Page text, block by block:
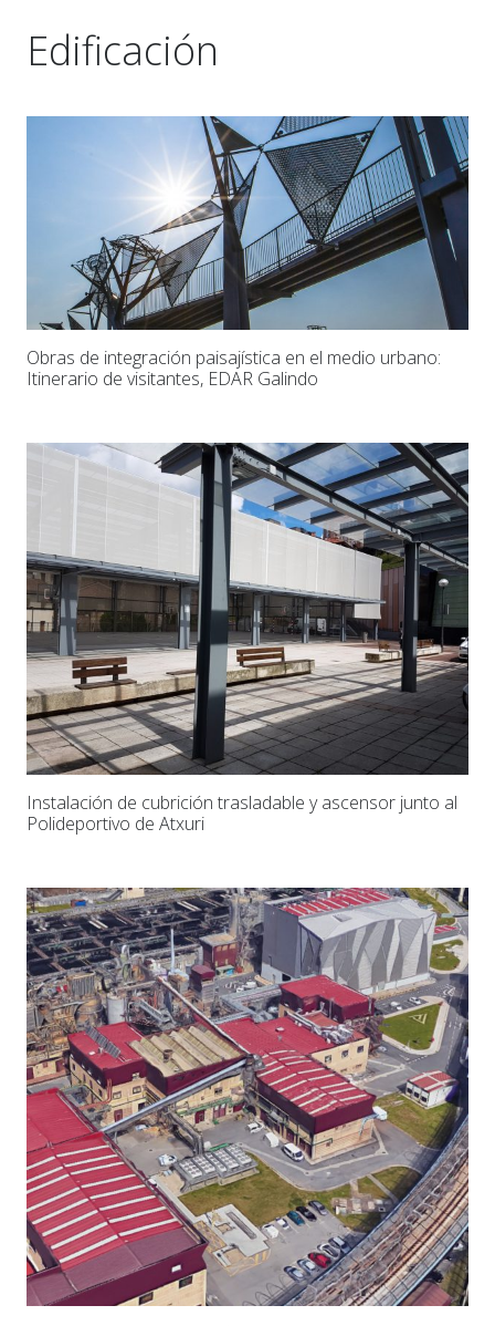
Edificación
Obras de integración paisajística en el medio urbano:
Itinerario de visitantes, EDAR Galindo
Instalación de cubrición trasladable y ascensor junto al
Polideportivo de Atxuri